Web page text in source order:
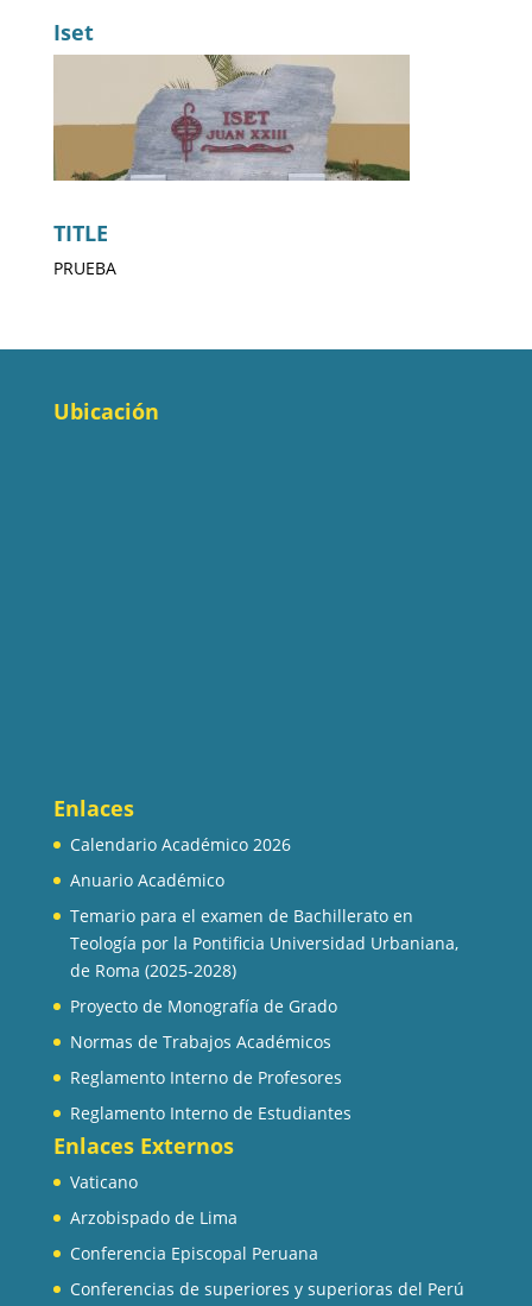
Iset
TITLE
PRUEBA
Ubicación
Enlaces
Calendario Académico 2026
Anuario Académico
Temario para el examen de Bachillerato en
Teología por la Pontificia Universidad Urbaniana,
de Roma (2025-2028)
Proyecto de Monografía de Grado
Normas de Trabajos Académicos
Reglamento Interno de Profesores
Reglamento Interno de Estudiantes
Enlaces Externos
Vaticano
Arzobispado de Lima
Conferencia Episcopal Peruana
Conferencias de superiores y superioras del Perú